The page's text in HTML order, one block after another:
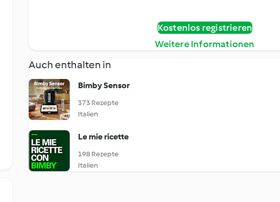
Kostenlos registrieren
Weitere Informationen
Auch enthalten in
Bimby Sensor
373 Rezepte
Italien
Le mie ricette
198 Rezepte
Italien